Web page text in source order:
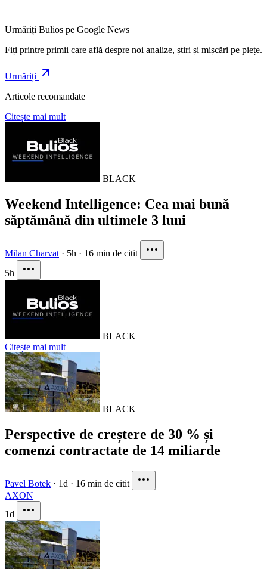
Urmăriți Bulios pe Google News
Fiți printre primii care află despre noi analize, știri și mișcări pe piețe.
Urmăriți
Articole recomandate
Citește mai mult
BLACK
Weekend Intelligence: Cea mai bună
săptămână din ultimele 3 luni
Milan Charvat · 5h · 16 min de citit
5h
BLACK
Citește mai mult
BLACK
Perspective de creștere de 30 % și
comenzi contractate de 14 miliarde
Pavel Botek · 1d · 16 min de citit
AXON
1d